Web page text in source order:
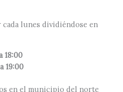
lunes dividiéndose en
18:00
19:00
en el municipio del norte